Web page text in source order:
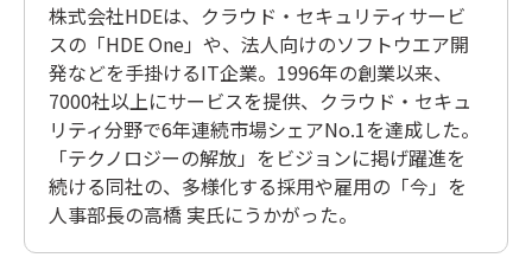
株式会社HDEは、クラウド・セキュリティサービ
スの「HDE One」や、法人向けのソフトウエア開
発などを手掛けるIT企業。1996年の創業以来、
7000社以上にサービスを提供、クラウド・セキュ
リティ分野で6年連続市場シェアNo.1を達成した。
「テクノロジーの解放」をビジョンに掲げ躍進を
続ける同社の、多様化する採用や雇用の「今」を
人事部長の高橋 実氏にうかがった。